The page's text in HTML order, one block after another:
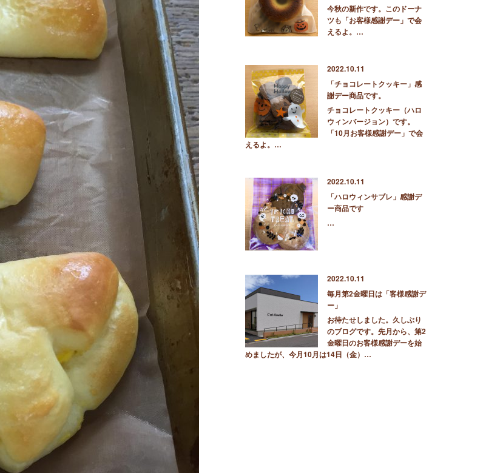
今秋の新作です。このドーナ
ツも「お客様感謝デー」で会
えるよ。…
2022.10.11
「チョコレートクッキー」感
謝デー商品です。
チョコレートクッキー（ハロ
ウィンバージョン）です。
「10月お客様感謝デー」で会
えるよ。…
2022.10.11
「ハロウィンサブレ」感謝デ
ー商品です
…
2022.10.11
毎月第2金曜日は「客様感謝デ
ー」
お待たせしました。久しぶり
のブログです。先月から、第2
金曜日のお客様感謝デーを始
めましたが、今月10月は14日（金）…